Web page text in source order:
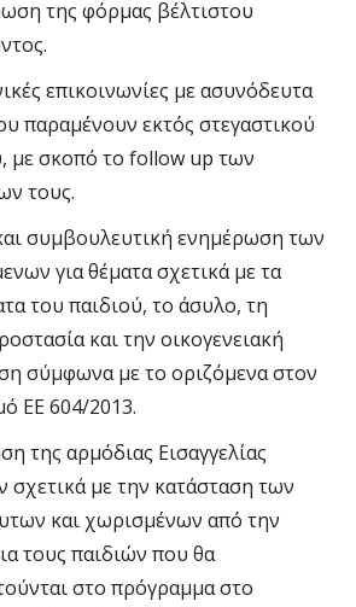
της φόρμας βέλτιστου
επικοινωνίες με ασυνόδευτα
παραμένουν εκτός στεγαστικού
με σκοπό το follow up των
τους.
συμβουλευτική ενημέρωση των
για θέματα σχετικά με τα
του παιδιού, το άσυλο, τη
και την οικογενειακή
σύμφωνα με το οριζόμενα στον
ΕΕ 604/2013.
της αρμόδιας Εισαγγελίας
σχετικά με την κατάσταση των
και χωρισμένων από την
τους παιδιών που θα
στο πρόγραμμα στο